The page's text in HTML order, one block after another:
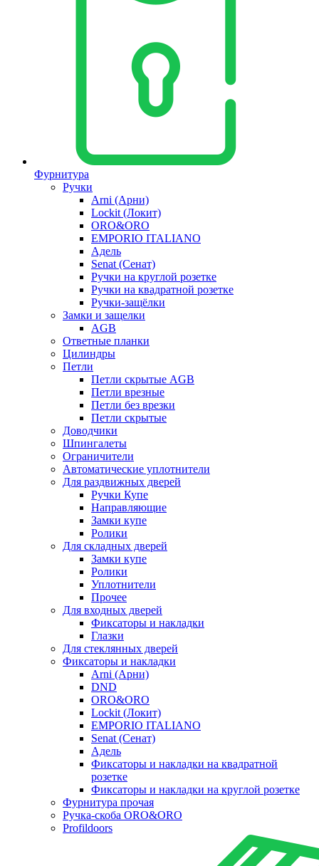
Фурнитура
Ручки
Arni (Арни)
Lockit (Локит)
ORO&ORO
EMPORIO ITALIANO
Адель
Senat (Сенат)
Ручки на круглой розетке
Ручки на квадратной розетке
Ручки-защёлки
Замки и защелки
AGB
Ответные планки
Цилиндры
Петли
Петли скрытые AGB
Петли врезные
Петли без врезки
Петли скрытые
Доводчики
Шпингалеты
Ограничители
Автоматические уплотнители
Для раздвижных дверей
Ручки Купе
Направляющие
Замки купе
Ролики
Для складных дверей
Замки купе
Ролики
Уплотнители
Прочее
Для входных дверей
Фиксаторы и накладки
Глазки
Для стеклянных дверей
Фиксаторы и накладки
Arni (Арни)
DND
ORO&ORO
Lockit (Локит)
EMPORIO ITALIANO
Senat (Сенат)
Адель
Фиксаторы и накладки на квадратной
розетке
Фиксаторы и накладки на круглой розетке
Фурнитура прочая
Ручка-скоба ORO&ORO
Profildoors